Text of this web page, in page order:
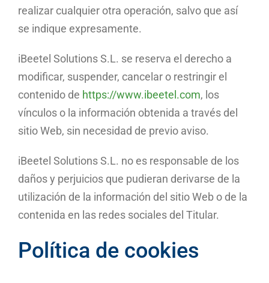
realizar cualquier otra operación, salvo que así
se indique expresamente.
iBeetel Solutions S.L. se reserva el derecho a
modificar, suspender, cancelar o restringir el
contenido de https://www.ibeetel.com, los
vínculos o la información obtenida a través del
sitio Web, sin necesidad de previo aviso.
iBeetel Solutions S.L. no es responsable de los
daños y perjuicios que pudieran derivarse de la
utilización de la información del sitio Web o de la
contenida en las redes sociales del Titular.
Política de cookies